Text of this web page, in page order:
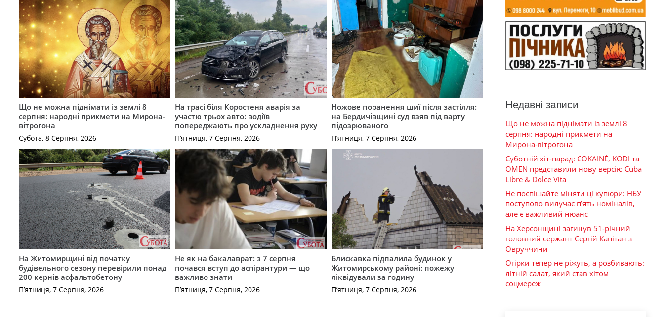
Що не можна піднімати із землі 8
серпня: народні прикмети на Мирона-
вітрогона
Субота, 8 Серпня, 2026
На трасі біля Коростеня аварія за
участю трьох авто: водіїв
попереджають про ускладнення руху
П’ятниця, 7 Серпня, 2026
Ножове поранення шиї після застілля:
на Бердичівщині суд взяв під варту
підозрюваного
П’ятниця, 7 Серпня, 2026
На Житомирщині від початку
будівельного сезону перевірили понад
200 кернів асфальтобетону
П’ятниця, 7 Серпня, 2026
Не як на бакалаврат: з 7 серпня
почався вступ до аспірантури — що
важливо знати
П’ятниця, 7 Серпня, 2026
Блискавка підпалила будинок у
Житомирському районі: пожежу
ліквідували за годину
П’ятниця, 7 Серпня, 2026
Недавні записи
Що не можна піднімати із землі 8
серпня: народні прикмети на
Мирона-вітрогона
Суботній хіт-парад: COKAINÉ, KODI та
OMEN представили нову версію Cuba
Libre & Dolce Vita
Не поспішайте міняти ці купюри: НБУ
поступово вилучає п’ять номіналів,
але є важливий нюанс
На Херсонщині загинув 51-річний
головний сержант Сергій Капітан з
Овруччини
Огірки тепер не ріжуть, а розбивають:
літній салат, який став хітом
соцмереж